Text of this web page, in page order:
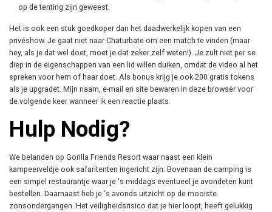
op de tenting zijn geweest.
Het is ook een stuk goedkoper dan het daadwerkelijk kopen van een
privéshow. Je gaat niet naar Chaturbate om een ​​match te vinden (maar
hey, als je dat wel doet, moet je dat zeker zelf weten!). Je zult niet per se
diep in de eigenschappen van een lid willen duiken, omdat de video al het
spreken voor hem of haar doet. Als bonus krijg je ook 200 gratis tokens
als je upgradet. Mijn naam, e-mail en site bewaren in deze browser voor
de volgende keer wanneer ik een reactie plaats.
Hulp Nodig?
We belanden op Gorilla Friends Resort waar naast een klein
kampeerveldje ook safaritenten ingericht zijn. Bovenaan de camping is
een simpel restaurantje waar je ‘s middags eventueel je avondeten kunt
bestellen. Daarnaast heb je ‘s avonds uitzicht op de mooiste
zonsondergangen. Het veiligheidsrisico dat je hier loopt, heeft gelukkig